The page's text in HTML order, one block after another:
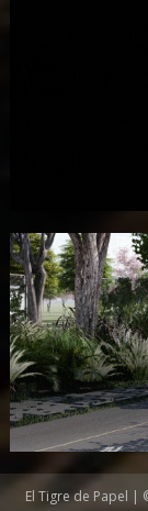
El Tigre de Papel